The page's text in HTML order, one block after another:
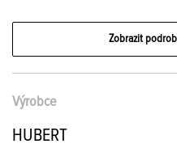
Zobrazit
Výrobce
HUBERT